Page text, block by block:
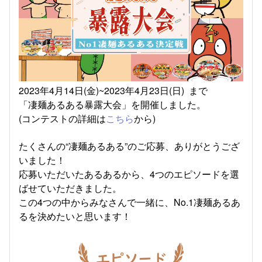
2023年4月14日(金)~2023年4月23日(日) まで
「凄麺あるある暴露大会」を開催しました。
(コンテストの詳細はこちらから)
たくさんの“凄麺あるある”のご応募、ありがとうござ
いました！
応募いただいたあるあるから、4つのエピソードを選
ばせていただきました。
この4つの中からみなさんで一緒に、No.1凄麺あるあ
るを決めたいと思います！